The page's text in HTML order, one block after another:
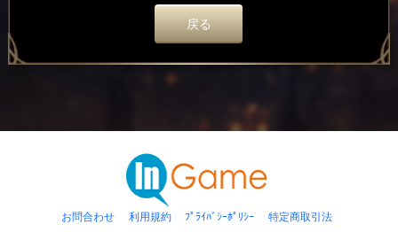
戻る
お問合わせ 利用規約 ﾌﾟﾗｲﾊﾞｼｰﾎﾟﾘｼｰ 特定商取引法